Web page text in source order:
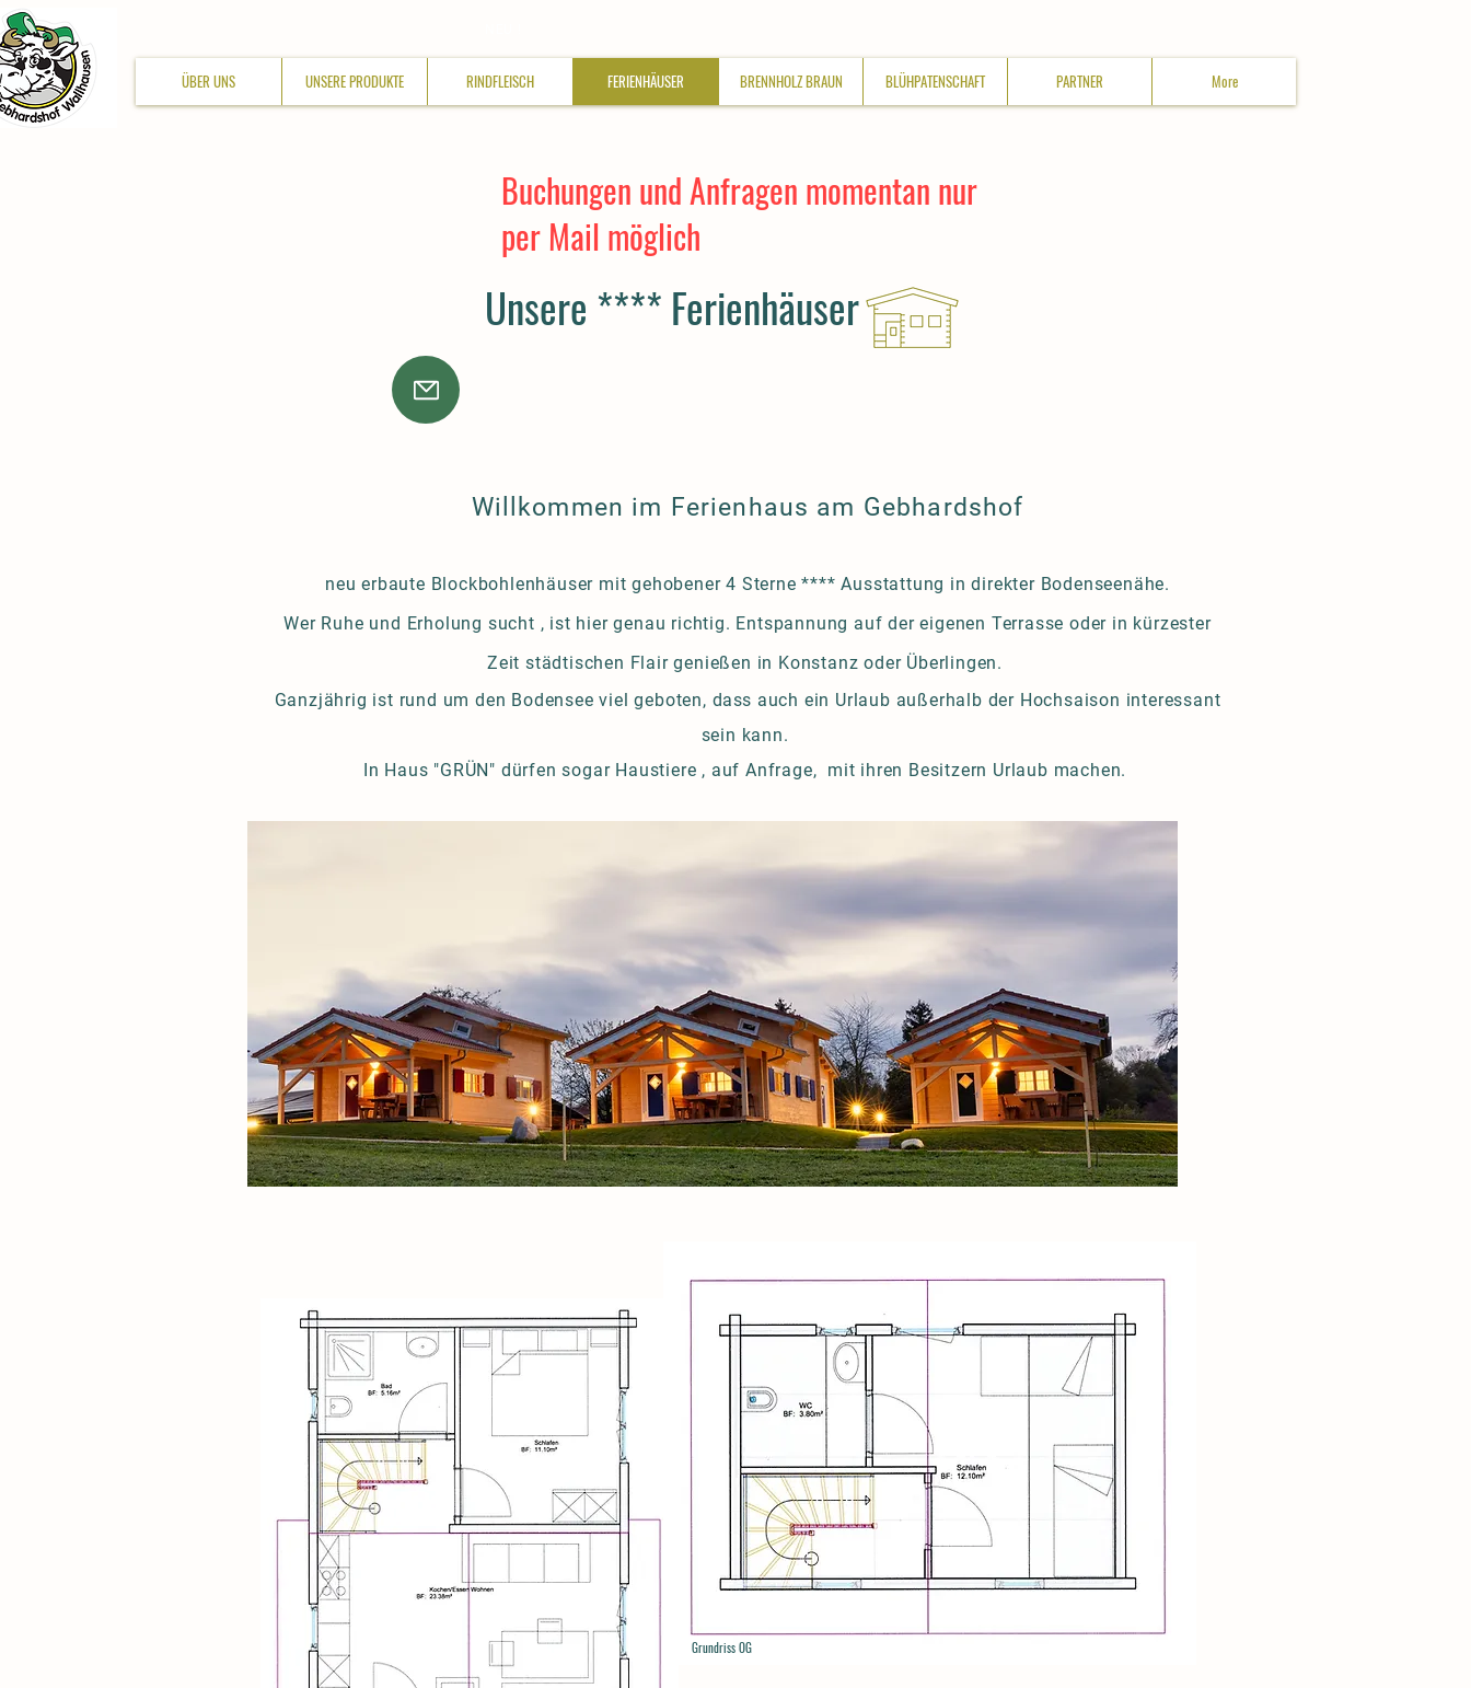
ÜBER UNS UNSERE PRODUKTE RINDFLEISCH FERIENHÄUSER BRENNHOLZ BRAUN BLÜHPATENSCHAFT PARTNER More
Unsere **** Ferienhäuser
Buchungen und Anfragen momentan nur
per Mail möglich
Willkommen im Ferienhaus am Gebhardshof
neu erbaute Blockbohlenhäuser mit gehobener 4 Sterne **** Ausstattung in direkter Bodenseenähe.
Wer Ruhe und Erholung sucht , ist hier genau richtig. Entspannung auf der eigenen Terrasse oder in kürzester
Zeit städtischen Flair genießen in Konstanz oder Überlingen.
Ganzjährig ist rund um den Bodensee viel geboten, dass auch ein Urlaub außerhalb der Hochsaison interessant
sein kann.
In Haus "GRÜN" dürfen sogar Haustiere , auf Anfrage, mit ihren Besitzern Urlaub machen.
Grundriss OG